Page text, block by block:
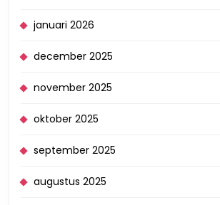
januari 2026
december 2025
november 2025
oktober 2025
september 2025
augustus 2025